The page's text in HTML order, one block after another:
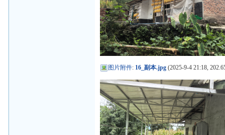
图片附件: 16_副本.jpg (2025-9-4 21:18,